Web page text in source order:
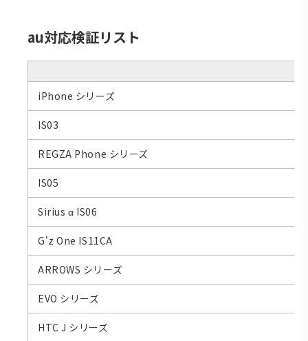
au対応検証リスト
iPhone シリーズ
IS03
REGZA Phone シリーズ
IS05
Sirius α IS06
G'z One IS11CA
ARROWS シリーズ
EVO シリーズ
HTC J シリーズ